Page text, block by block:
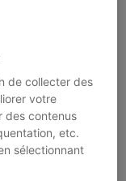
de collecter des
votre
des contenus
etc.
sélectionnant